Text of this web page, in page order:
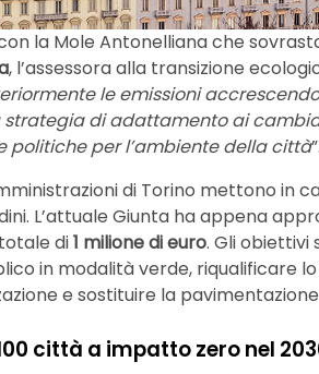
la Mole Antonelliana che
, l’assessora alla transizione
le emissioni
di adattamento ai
politiche per l’ambiente della città”.
di Torino mettono in
L’attuale Giunta ha appena
di1 milione di euro. Gli obiettivi
in modalità verde, riqualificare
e sostituire la
città a impatto zero nel